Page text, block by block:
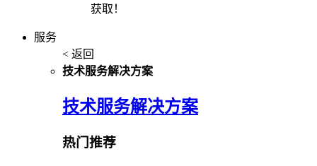
获取！
服务
< 返回
技术服务解决方案
技术服务解决方案
热门推荐